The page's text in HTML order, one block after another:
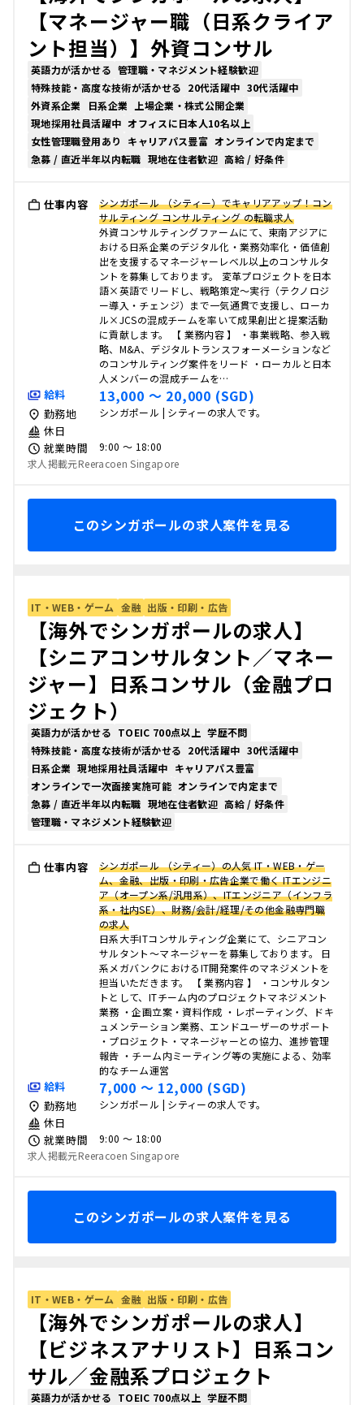
【マネージャー職（日系クライア
ント担当）】外資コンサル
英語力が活かせる 管理職・マネジメント経験歓迎
特殊技能・高度な技術が活かせる 20代活躍中 30代活躍中
外資系企業
日系企業
上場企業・株式公開企業
現地採用社員活躍中 オフィスに日本人10名以上
女性管理職登用あり
キャリアパス豊富 オンラインで内定まで
急募 / 直近半年以内転職 現地在住者歓迎 高給 / 好条件
仕事内容
シンガポール （シティー）でキャリアアップ！コン
サルティング コンサルティング の転職求人
外資コンサルティングファームにて、東南アジアに
おける日系企業のデジタル化・業務効率化・価値創
出を支援するマネージャーレベル以上のコンサルタ
ントを募集しております。 変革プロジェクトを日本
語×英語でリードし、戦略策定〜実行（テクノロジ
ー導入・チェンジ）まで一気通貫で支援し、ローカ
ル×JCSの混成チームを率いて成果創出と提案活動
に貢献します。 【 業務内容 】 ・事業戦略、参入戦
略、M&A、デジタルトランスフォーメーションなど
のコンサルティング案件をリード ・ローカルと日本
人メンバーの混成チームを…
給料 13,000 〜 20,000 (SGD)
勤務地 シンガポール | シティーの求人です。
休日
就業時間
9:00 〜 18:00
求人掲載元Reeracoen Singapore
このシンガポールの求人案件を見る
IT・WEB・ゲーム 金融 出版・印刷・広告
【海外でシンガポールの求人】
【シニアコンサルタント／マネー
ジャー】日系コンサル（金融プロ
ジェクト）
英語力が活かせる TOEIC 700点以上 学歴不問
特殊技能・高度な技術が活かせる 20代活躍中 30代活躍中
日系企業 現地採用社員活躍中 キャリアパス豊富
オンラインで一次面接実施可能 オンラインで内定まで
急募 / 直近半年以内転職 現地在住者歓迎 高給 / 好条件
管理職・マネジメント経験歓迎
仕事内容
シンガポール （シティー）の人気 IT・WEB・ゲー
ム、金融、出版・印刷・広告企業で働く ITエンジニ
ア（オープン系/汎用系）、ITエンジニア（インフラ
系・社内SE）、財務/会計/経理/その他金融専門職
の求人
日系大手ITコンサルティング企業にて、シニアコン
サルタント～マネージャーを募集しております。 日
系メガバンクにおけるIT開発案件のマネジメントを
担当いただきます。 【 業務内容 】 ・コンサルタン
トとして、ITチーム内のプロジェクトマネジメント
業務 ・企画立案・資料作成 ・レポーティング、ドキ
ュメンテーション業務、エンドユーザーのサポート
・プロジェクト・マネージャーとの協力、進捗管理
報告 ・チーム内ミーティング等の実施による、効率
的なチーム運営
給料 7,000 〜 12,000 (SGD)
勤務地 シンガポール | シティーの求人です。
休日
就業時間
9:00 〜 18:00
求人掲載元Reeracoen Singapore
このシンガポールの求人案件を見る
IT・WEB・ゲーム 金融 出版・印刷・広告
【海外でシンガポールの求人】
【ビジネスアナリスト】日系コン
サル／金融系プロジェクト
英語力が活かせる TOEIC 700点以上 学歴不問